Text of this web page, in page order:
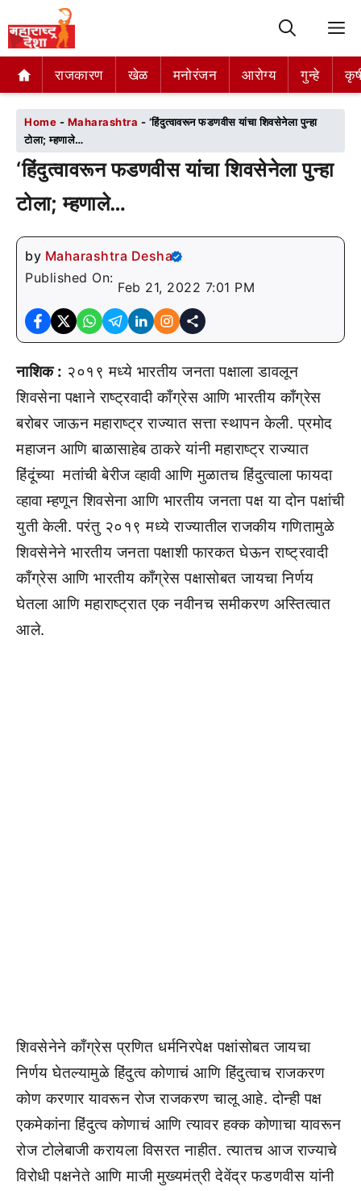
राजकारण खेळ मनोरंजन आरोग्य गुन्हे
राजकारण खेळ मनोरंजन आरोग्य गुन्हे
Home - Maharashtra - ‘हिंदुत्वावरून फडणवीस यांचा शिवसेनेला पुन्हा
टोला; म्हणाले…
‘हिंदुत्वावरून फडणवीस यांचा शिवसेनेला पुन्हा
टोला; म्हणाले…
by Maharashtra Desha
Published On:
Feb 21, 2022 7:01 PM
नाशिक : २०१९ मध्ये भारतीय जनता पक्षाला डावलून
शिवसेना पक्षाने राष्ट्रवादी काँग्रेस आणि भारतीय काँग्रेस
बरोबर जाऊन महाराष्ट्र राज्यात सत्ता स्थापन केली. प्रमोद
महाजन आणि बाळासाहेब ठाकरे यांनी महाराष्ट्र राज्यात
हिंदूंच्या मतांची बेरीज व्हावी आणि मुळातच हिंदुत्वाला फायदा
व्हावा म्हणून शिवसेना आणि भारतीय जनता पक्ष या दोन पक्षांची
युती केली. परंतु २०१९ मध्ये राज्यातील राजकीय गणितामुळे
शिवसेनेने भारतीय जनता पक्षाशी फारकत घेऊन राष्ट्रवादी
काँग्रेस आणि भारतीय काँग्रेस पक्षासोबत जायचा निर्णय
घेतला आणि महाराष्ट्रात एक नवीनच समीकरण अस्तित्वात
आले.
शिवसेनेने काँग्रेस प्रणित धर्मनिरपेक्ष पक्षांसोबत जायचा
निर्णय घेतल्यामुळे हिंदुत्व कोणाचं आणि हिंदुत्वाच राजकरण
कोण करणार यावरून रोज राजकरण चालू आहे. दोन्ही पक्ष
एकमेकांना हिंदुत्व कोणाचं आणि त्यावर हक्क कोणाचा यावरून
रोज टोलेबाजी करायला विसरत नाहीत. त्यातच आज राज्याचे
विरोधी पक्षनेते आणि माजी मुख्यमंत्री देवेंद्र फडणवीस यांनी